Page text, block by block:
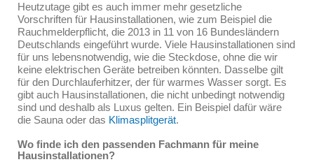
Heutzutage gibt es auch immer mehr gesetzliche
Vorschriften für Hausinstallationen, wie zum Beispiel die
Rauchmelderpflicht, die 2013 in 11 von 16 Bundesländern
Deutschlands eingeführt wurde. Viele Hausinstallationen sind
für uns lebensnotwendig, wie die Steckdose, ohne die wir
keine elektrischen Geräte betreiben könnten. Dasselbe gilt
für den Durchlauferhitzer, der für warmes Wasser sorgt. Es
gibt auch Hausinstallationen, die nicht unbedingt notwendig
sind und deshalb als Luxus gelten. Ein Beispiel dafür wäre
die Sauna oder das Klimasplitgerät.
Wo finde ich den passenden Fachmann für meine
Hausinstallationen?